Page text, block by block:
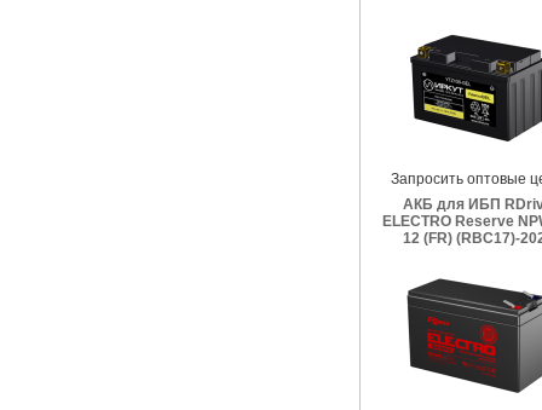
Запросить оптовые
АКБ для ИБП
ELECTRO Reserve
12 (FR) (RBC17)-